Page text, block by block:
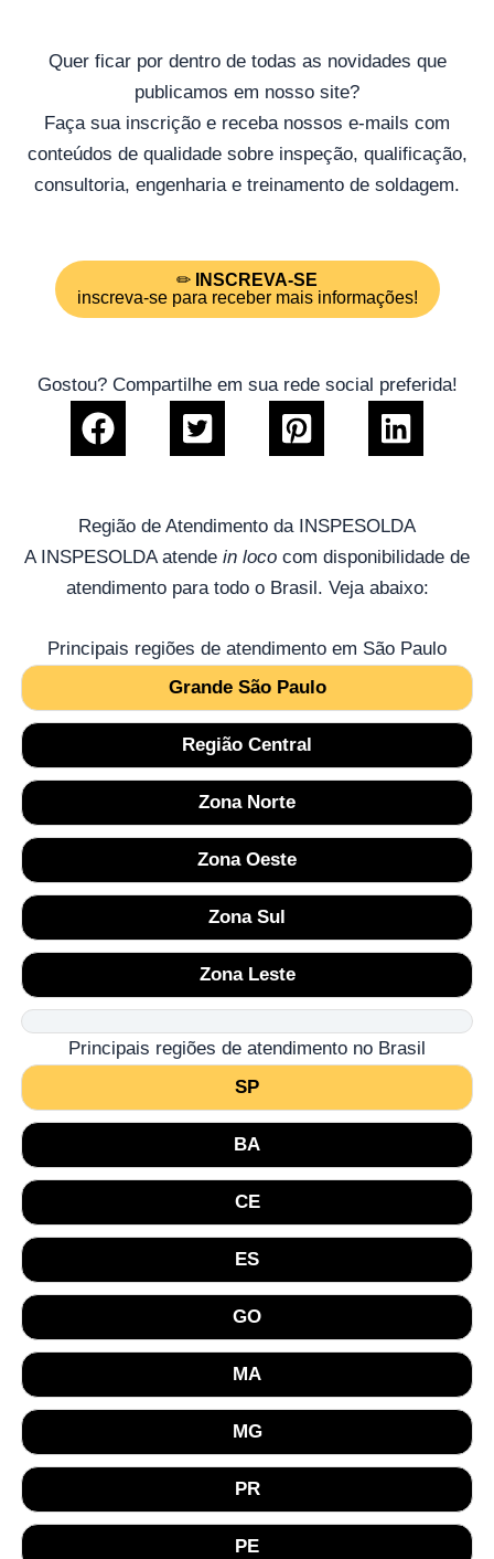
Quer ficar por dentro de todas as novidades que
publicamos em nosso site?
Faça sua inscrição e receba nossos e-mails com
conteúdos de qualidade sobre inspeção, qualificação,
consultoria, engenharia e treinamento de soldagem.
✏ INSCREVA-SE
inscreva-se para receber mais informações!
Gostou? Compartilhe em sua rede social preferida!
Região de Atendimento da INSPESOLDA
A INSPESOLDA atende in loco com disponibilidade de
atendimento para todo o Brasil. Veja abaixo:
Principais regiões de atendimento em São Paulo
Grande São Paulo
Região Central
Zona Norte
Zona Oeste
Zona Sul
Zona Leste
Principais regiões de atendimento no Brasil
SP
BA
CE
ES
GO
MA
MG
PR
PE